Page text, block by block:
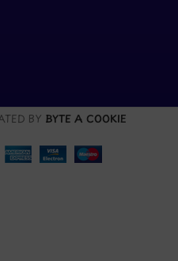
BY BYTE A COOKIE